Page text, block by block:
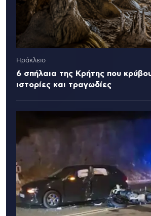
Ηράκλειο
6 σπήλαια της Κρήτης που
ιστορίες και τραγωδίες